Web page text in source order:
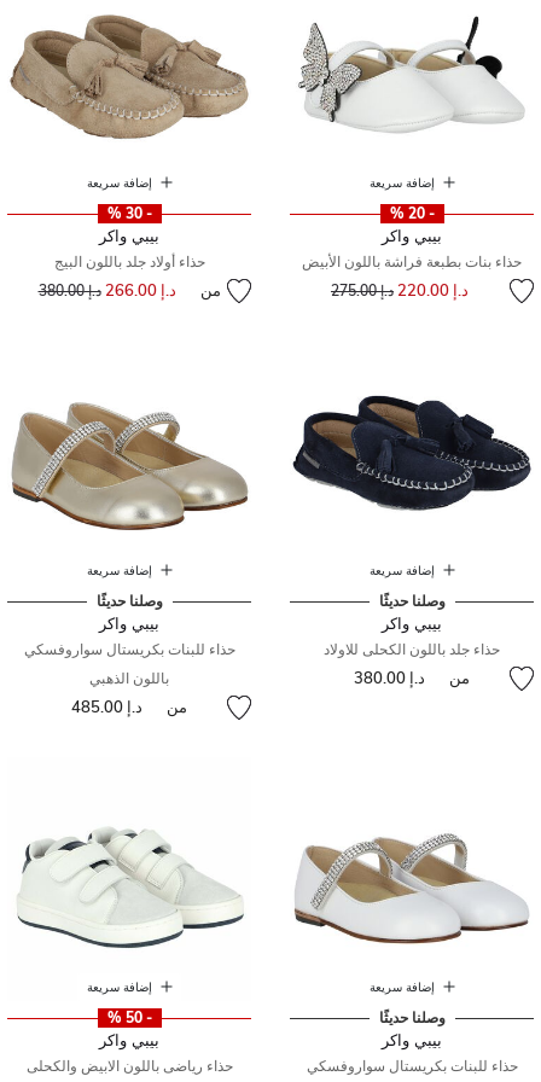
إضافة سريعة
- 20 %
بيبي واكر
حذاء بنات بطبعة فراشة باللون الأبيض
د.إ 220.00 سعر مخفض مند.إ 275.00
إضافة سريعة
- 30 %
بيبي واكر
حذاء أولاد جلد باللون البيج
من د.إ 266.00 سعر مخفض من
د.إ 380.00 إلى
إضافة سريعة
وصلنا حديثًا
بيبي واكر
حذاء جلد باللون الكحلى للاولاد
من د.إ 380.00
إضافة سريعة
وصلنا حديثًا
بيبي واكر
حذاء للبنات بكريستال سواروفسكي
باللون الذهبي
من د.إ 485.00
إضافة سريعة
وصلنا حديثًا
بيبي واكر
حذاء للبنات بكريستال سواروفسكي
إضافة سريعة
- 50 %
بيبي واكر
حذاء رياضى باللون الابيض والكحلى